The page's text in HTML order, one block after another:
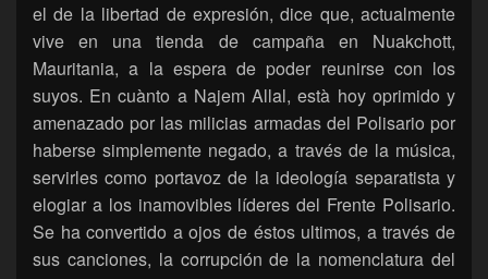
el de la libertad de expresión, dice que, actualmente
vive en una tienda de campaña en Nuakchott,
Mauritania, a la espera de poder reunirse con los
suyos. En cuànto a Najem Allal, està hoy oprimido y
amenazado por las milicias armadas del Polisario por
haberse simplemente negado, a través de la música,
servirles como portavoz de la ideología separatista y
elogiar a los inamovibles líderes del Frente Polisario.
Se ha convertido a ojos de éstos ultimos, a través de
sus canciones, la corrupción de la nomenclatura del